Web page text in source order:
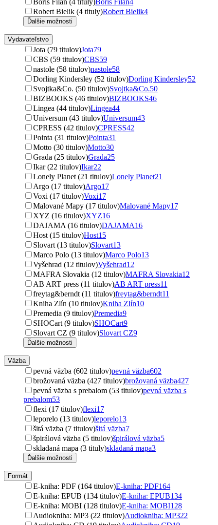
Boris Filan (4 tituly)Boris Filan4
Robert Bielik (4 tituly)Robert Bielik4
Ďalšie možnosti
Vydavateľstvo
Jota (79 titulov)Jota79
CBS (59 titulov)CBS59
nastole (58 titulov)nastole58
Dorling Kindersley (52 titulov)Dorling Kindersley52
Svojtka&Co. (50 titulov)Svojtka&Co.50
BIZBOOKS (46 titulov)BIZBOOKS46
Lingea (44 titulov)Lingea44
Universum (43 titulov)Universum43
CPRESS (42 titulov)CPRESS42
Pointa (31 titulov)Pointa31
Motto (30 titulov)Motto30
Grada (25 titulov)Grada25
Ikar (22 titulov)Ikar22
Lonely Planet (21 titulov)Lonely Planet21
Argo (17 titulov)Argo17
Voxi (17 titulov)Voxi17
Malované Mapy (17 titulov)Malované Mapy17
XYZ (16 titulov)XYZ16
DAJAMA (16 titulov)DAJAMA16
Host (15 titulov)Host15
Slovart (13 titulov)Slovart13
Marco Polo (13 titulov)Marco Polo13
Vyšehrad (12 titulov)Vyšehrad12
MAFRA Slovakia (12 titulov)MAFRA Slovakia12
AB ART press (11 titulov)AB ART press11
freytag&berndt (11 titulov)freytag&berndt11
Kniha Zlín (10 titulov)Kniha Zlín10
Premedia (9 titulov)Premedia9
SHOCart (9 titulov)SHOCart9
Slovart CZ (9 titulov)Slovart CZ9
Ďalšie možnosti
Väzba
pevná väzba (602 titulov)pevná väzba602
brožovaná väzba (427 titulov)brožovaná väzba427
pevná väzba s prebalom (53 titulov)pevná väzba s
prebalom53
flexi (17 titulov)flexi17
leporelo (13 titulov)leporelo13
šitá väzba (7 titulov)šitá väzba7
špirálová väzba (5 titulov)špirálová väzba5
skladaná mapa (3 tituly)skladaná mapa3
Ďalšie možnosti
Formát
E-kniha: PDF (164 titulov)E-kniha: PDF164
E-kniha: EPUB (134 titulov)E-kniha: EPUB134
E-kniha: MOBI (128 titulov)E-kniha: MOBI128
Audiokniha: MP3 (22 titulov)Audiokniha: MP322